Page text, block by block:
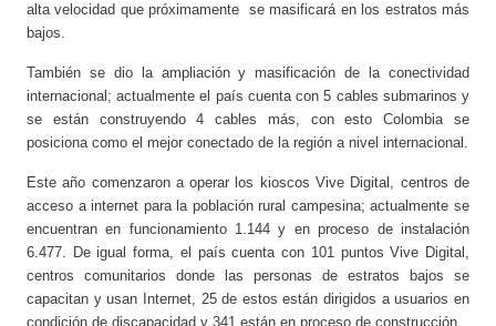
alta velocidad que próximamente se masificará en los estratos más
bajos.
También se dio la ampliación y masificación de la conectividad
internacional; actualmente el país cuenta con 5 cables submarinos y
se están construyendo 4 cables más, con esto Colombia se
posiciona como el mejor conectado de la región a nivel internacional.
Este año comenzaron a operar los kioscos Vive Digital, centros de
acceso a internet para la población rural campesina; actualmente se
encuentran en funcionamiento 1.144 y en proceso de instalación
6.477. De igual forma, el país cuenta con 101 puntos Vive Digital,
centros comunitarios donde las personas de estratos bajos se
capacitan y usan Internet, 25 de estos están dirigidos a usuarios en
condición de discapacidad y 341 están en proceso de construcción.